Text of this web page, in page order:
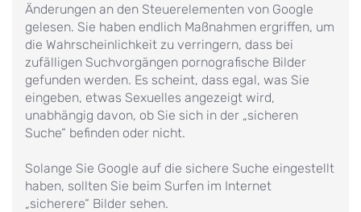
Änderungen an den Steuerelementen von Google
gelesen. Sie haben endlich Maßnahmen ergriffen, um
die Wahrscheinlichkeit zu verringern, dass bei
zufälligen Suchvorgängen pornografische Bilder
gefunden werden. Es scheint, dass egal, was Sie
eingeben, etwas Sexuelles angezeigt wird,
unabhängig davon, ob Sie sich in der „sicheren
Suche“ befinden oder nicht.
Solange Sie Google auf die sichere Suche eingestellt
haben, sollten Sie beim Surfen im Internet
„sicherere“ Bilder sehen.